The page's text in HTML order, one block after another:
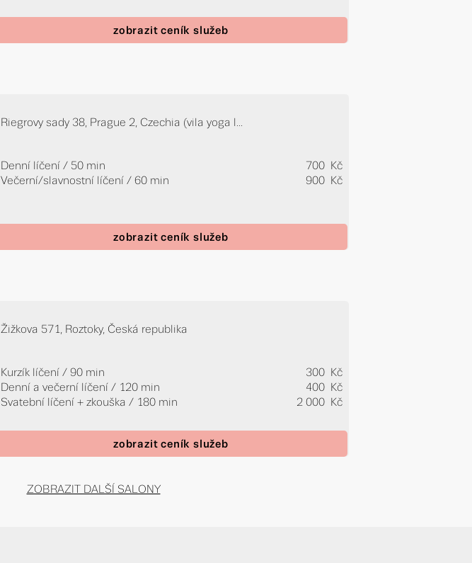
zobrazit ceník služeb
Riegrovy sady 38, Prague 2, Czechia (vila yoga l...
Denní líčení / 50 min
700 Kč
Večerní/slavnostní líčení / 60 min
900 Kč
zobrazit ceník služeb
Žižkova 571, Roztoky, Česká republika
Kurzík líčení / 90 min
300 Kč
Denní a večerní líčení / 120 min
400 Kč
Svatební líčení + zkouška / 180 min
2 000 Kč
zobrazit ceník služeb
ZOBRAZIT DALŠÍ SALONY